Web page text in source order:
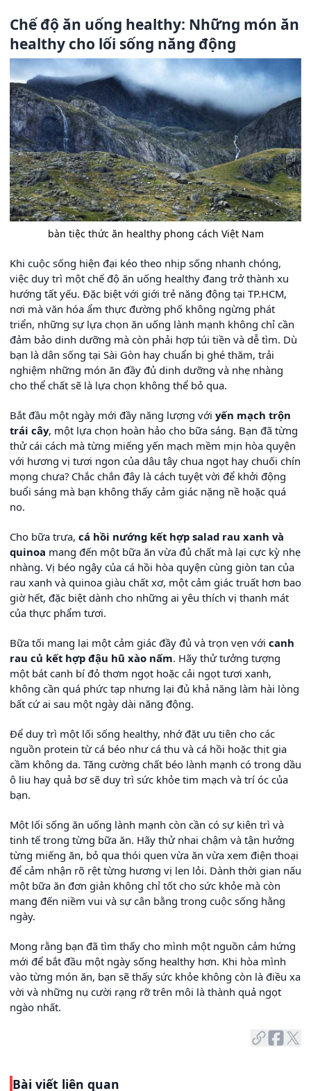
Chế độ ăn uống healthy: Những món ăn
healthy cho lối sống năng động
bàn tiệc thức ăn healthy phong cách Việt Nam
Khi cuộc sống hiện đại kéo theo nhịp sống nhanh chóng,
việc duy trì một chế độ ăn uống healthy đang trở thành xu
hướng tất yếu. Đặc biệt với giới trẻ năng động tại TP.HCM,
nơi mà văn hóa ẩm thực đường phố không ngừng phát
triển, những sự lựa chọn ăn uống lành mạnh không chỉ cần
đảm bảo dinh dưỡng mà còn phải hợp túi tiền và dễ tìm. Dù
bạn là dân sống tại Sài Gòn hay chuẩn bị ghé thăm, trải
nghiệm những món ăn đầy đủ dinh dưỡng và nhẹ nhàng
cho thể chất sẽ là lựa chọn không thể bỏ qua.
Bắt đầu một ngày mới đầy năng lượng với yến mạch trộn
trái cây, một lựa chọn hoàn hảo cho bữa sáng. Bạn đã từng
thử cái cách mà từng miếng yến mạch mềm mịn hòa quyện
với hương vị tươi ngon của dâu tây chua ngọt hay chuối chín
mọng chưa? Chắc chắn đây là cách tuyệt vời để khởi động
buổi sáng mà bạn không thấy cảm giác nặng nề hoặc quá
no.
Cho bữa trưa, cá hồi nướng kết hợp salad rau xanh và
quinoa mang đến một bữa ăn vừa đủ chất mà lại cực kỳ nhẹ
nhàng. Vị béo ngậy của cá hồi hòa quyện cùng giòn tan của
rau xanh và quinoa giàu chất xơ, một cảm giác truất hơn bao
giờ hết, đặc biệt dành cho những ai yêu thích vị thanh mát
của thực phẩm tươi.
Bữa tối mang lại một cảm giác đầy đủ và trọn vẹn với canh
rau củ kết hợp đậu hũ xào nấm. Hãy thử tưởng tượng
một bát canh bí đỏ thơm ngọt hoặc cải ngọt tươi xanh,
không cần quá phức tạp nhưng lại đủ khả năng làm hài lòng
bất cứ ai sau một ngày dài năng động.
Để duy trì một lối sống healthy, nhớ đặt ưu tiên cho các
nguồn protein từ cá béo như cá thu và cá hồi hoặc thịt gia
cầm không da. Tăng cường chất béo lành mạnh có trong dầu
ô liu hay quả bơ sẽ duy trì sức khỏe tim mạch và trí óc của
bạn.
Một lối sống ăn uống lành mạnh còn cần có sự kiên trì và
tinh tế trong từng bữa ăn. Hãy thử nhai chậm và tận hưởng
từng miếng ăn, bỏ qua thói quen vừa ăn vừa xem điện thoại
để cảm nhận rõ rệt từng hương vị len lỏi. Dành thời gian nấu
một bữa ăn đơn giản không chỉ tốt cho sức khỏe mà còn
mang đến niềm vui và sự cân bằng trong cuộc sống hằng
ngày.
Mong rằng bạn đã tìm thấy cho mình một nguồn cảm hứng
mới để bắt đầu một ngày sống healthy hơn. Khi hòa mình
vào từng món ăn, bạn sẽ thấy sức khỏe không còn là điều xa
vời và những nụ cười rạng rỡ trên môi là thành quả ngọt
ngào nhất.
Bài viết liên quan